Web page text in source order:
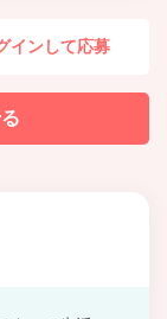
インして応募